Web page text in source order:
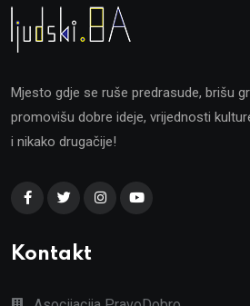
Mjesto gdje se ruše predrasude, brišu
promovišu dobre ideje, vrijednosti
i nikako drugačije!
Kontakt